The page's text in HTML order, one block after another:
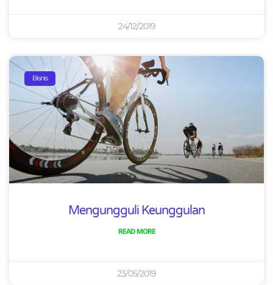
24/12/2019
Bisnis
Mengungguli Keunggulan
READ MORE
23/05/2019